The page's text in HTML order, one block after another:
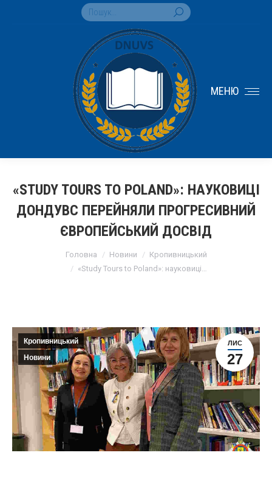
Search:
МЕНЮ
«STUDY TOURS TO POLAND»: НАУКОВИЦІ
ДОНДУВС ПЕРЕЙНЯЛИ ПРОГРЕСИВНИЙ
ЄВРОПЕЙСЬКИЙ ДОСВІД
Головна Новини
Кропивницький
«Study Tours to Poland»: науковиці…
ЛИС
27
Кропивницький
Новини